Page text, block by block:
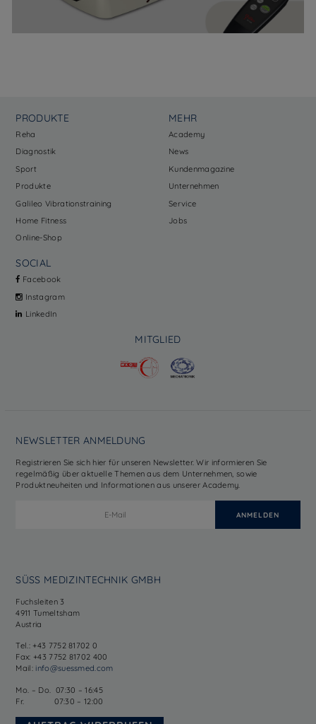
PRODUKTE
Reha
Diagnostik
Sport
Produkte
Galileo Vibrationstraining
Home Fitness
Online-Shop
MEHR
Academy
News
Kundenmagazine
Unternehmen
Service
Jobs
SOCIAL
Facebook
Instagram
LinkedIn
MITGLIED
NEWSLETTER ANMELDUNG
Registrieren Sie sich hier für unseren Newsletter. Wir informieren Sie
regelmäßig über aktuelle Themen aus dem Unternehmen, sowie
Produktneuheiten und Informationen aus unserer Academy.
SÜSS MEDIZINTECHNIK GMBH
Fuchsleiten 3
4911 Tumeltsham
Austria
Tel.: +43 7752 81702 0
Fax: +43 7752 81702 400
Mail: info@suessmed.com
Mo. – Do. 07:30 – 16:45
Fr. 07:30 – 12:00